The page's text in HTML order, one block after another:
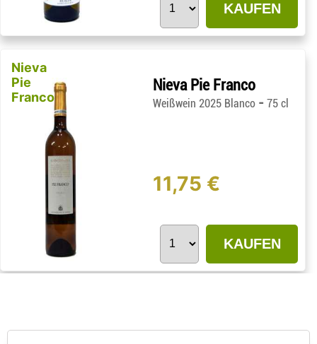
KAUFEN
Nieva
Pie
Franco
Nieva Pie Franco
Weißwein 2025 Blanco -75 cl
11,75 €
KAUFEN